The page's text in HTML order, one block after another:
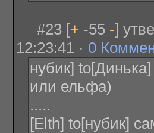
#23 [+ -55 -]
12:23:41 · 0
нубик]
или ельфа)
.....
[Elth] to[нубик]